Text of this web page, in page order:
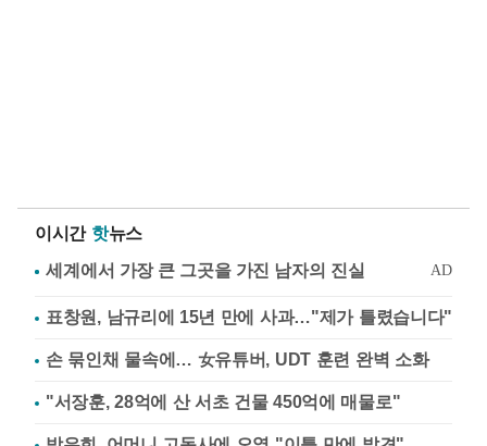
이시간 핫뉴스
표창원, 남규리에 15년 만에 사과…"제가 틀렸습니다"
손 묶인채 물속에… 女유튜버, UDT 훈련 완벽 소화
"서장훈, 28억에 산 서초 건물 450억에 매물로"